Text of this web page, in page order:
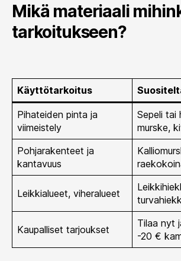
Mikä materiaali
tarkoitukseen?
Käyttötarkoitus
Pihateiden pinta ja
viimeistely
Sepeli tai
murske,
Pohjarakenteet ja
kantavuus
Leikkialueet, viheralueet
Kaupalliset tarjoukset
Tilaa nyt
-20 €